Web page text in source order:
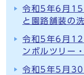
令和5年6月15
と園路舗装の
令和5年6月12
ンボルツリー
令和5年5月30